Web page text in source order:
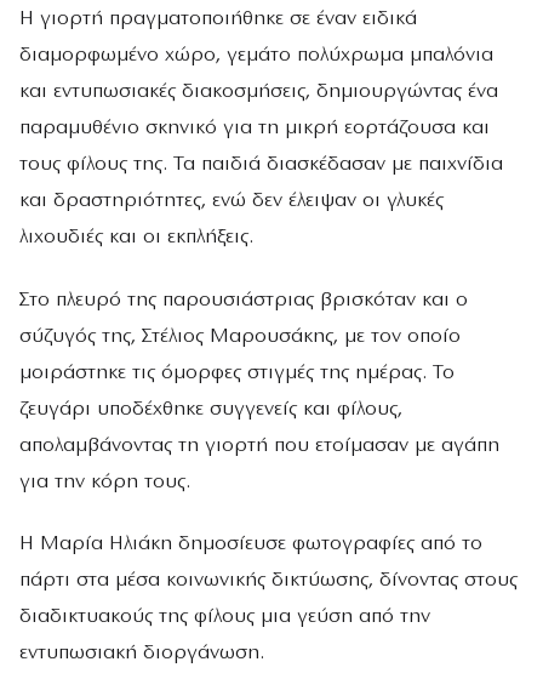
Η γιορτή πραγματοποιήθηκε σε έναν ειδικά
διαμορφωμένο χώρο, γεμάτο πολύχρωμα μπαλόνια
και εντυπωσιακές διακοσμήσεις, δημιουργώντας ένα
παραμυθένιο σκηνικό για τη μικρή εορτάζουσα και
τους φίλους της. Τα παιδιά διασκέδασαν με παιχνίδια
και δραστηριότητες, ενώ δεν έλειψαν οι γλυκές
λιχουδιές και οι εκπλήξεις.
Στο πλευρό της παρουσιάστριας βρισκόταν και ο
σύζυγός της, Στέλιος Μαρουσάκης, με τον οποίο
μοιράστηκε τις όμορφες στιγμές της ημέρας. Το
ζευγάρι υποδέχθηκε συγγενείς και φίλους,
απολαμβάνοντας τη γιορτή που ετοίμασαν με αγάπη
για την κόρη τους.
Η Μαρία Ηλιάκη δημοσίευσε φωτογραφίες από το
πάρτι στα μέσα κοινωνικής δικτύωσης, δίνοντας στους
διαδικτυακούς της φίλους μια γεύση από την
εντυπωσιακή διοργάνωση.